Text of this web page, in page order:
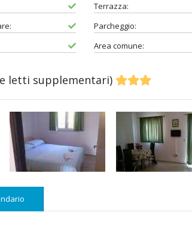
Terrazza:
Parcheggio:
Area comune:
letti supplementari)